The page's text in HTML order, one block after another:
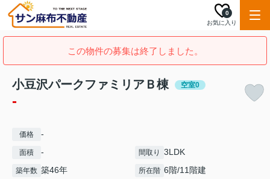
お気に入り
0
この物件の募集は終了しました。
小豆沢パークファミリアＢ棟 空室0
-
価格 -
面積 - 間取り 3LDK
築年数 築46年 所在階 6階/11階建